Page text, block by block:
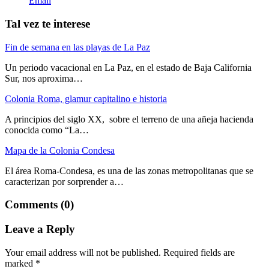
Tal vez te interese
Fin de semana en las playas de La Paz
Un periodo vacacional en La Paz, en el estado de Baja California
Sur, nos aproxima…
Colonia Roma, glamur capitalino e historia
A principios del siglo XX, sobre el terreno de una añeja hacienda
conocida como “La…
Mapa de la Colonia Condesa
El área Roma-Condesa, es una de las zonas metropolitanas que se
caracterizan por sorprender a…
Comments (0)
Leave a Reply
Your email address will not be published. Required fields are
marked *